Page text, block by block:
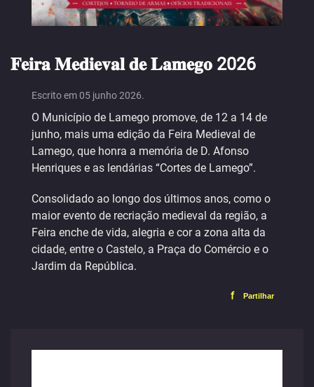
𝐅𝐞𝐢𝐫𝐚 𝐌𝐞𝐝𝐢𝐞𝐯𝐚𝐥 𝐝𝐞 𝐋𝐚𝐦𝐞𝐠𝐨 2026
Escrito em05 junho 2026.
O Município de Lamego promove, de 12 a 14 de
junho, mais uma edição da Feira Medieval de
Lamego, que honra a memória de D. Afonso
Henriques e as lendárias “Cortes de Lamego”.
Consolidado ao longo dos últimos anos, como o
maior evento de recriação medieval da região, a
Feira enche de vida, alegria e cor a zona alta da
cidade, entre o Castelo, a Praça do Comércio e o
Jardim da República.
f Partilhar